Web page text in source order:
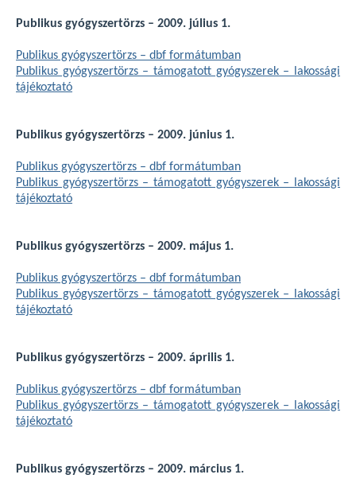
Publikus gyógyszertörzs – 2009. július 1.
Publikus gyógyszertörzs – dbf formátumban
Publikus gyógyszertörzs – támogatott gyógyszerek – lakossági
tájékoztató
Publikus gyógyszertörzs – 2009. június 1.
Publikus gyógyszertörzs – dbf formátumban
Publikus gyógyszertörzs – támogatott gyógyszerek – lakossági
tájékoztató
Publikus gyógyszertörzs – 2009. május 1.
Publikus gyógyszertörzs – dbf formátumban
Publikus gyógyszertörzs – támogatott gyógyszerek – lakossági
tájékoztató
Publikus gyógyszertörzs – 2009. április 1.
Publikus gyógyszertörzs – dbf formátumban
Publikus gyógyszertörzs – támogatott gyógyszerek – lakossági
tájékoztató
Publikus gyógyszertörzs – 2009. március 1.